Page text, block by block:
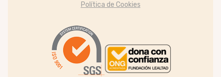
Política de Cookies